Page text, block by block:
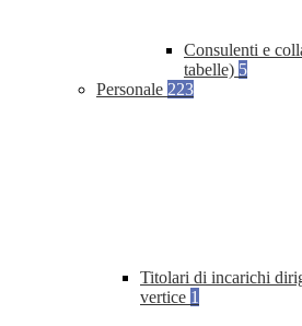
Consulenti e
tabelle) 5
Personale 223
Titolari di incarichi
vertice 1